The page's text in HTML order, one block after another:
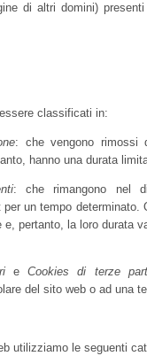
di altri domini)
classificati in:
: che vengono rimossi
hanno una durata
: che rimangono nel
per un tempo determinato.
pertanto, la loro durata
eCookies di terze
del sito web o ad una
utilizziamo le seguenti